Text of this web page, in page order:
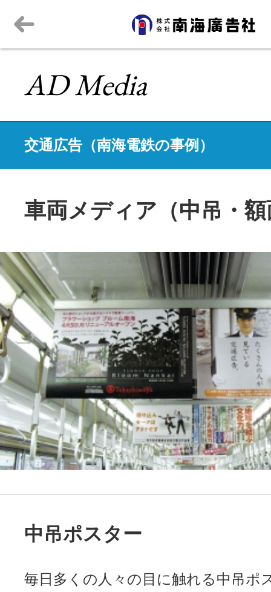
AD Media
交通広告（南海電鉄の事例）
車両メディア（中吊・
中吊ポスター
毎日多くの人々の目に触れる中吊ポ